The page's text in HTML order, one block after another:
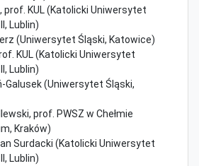
prof. KUL (Katolicki Uniwersytet
Lublin)
(Uniwersytet Śląski, Katowice)
KUL (Katolicki Uniwersytet
Lublin)
Galusek (Uniwersytet Śląski,
prof. PWSZ w Chełmie
Kraków)
Surdacki (Katolicki Uniwersytet
Lublin)